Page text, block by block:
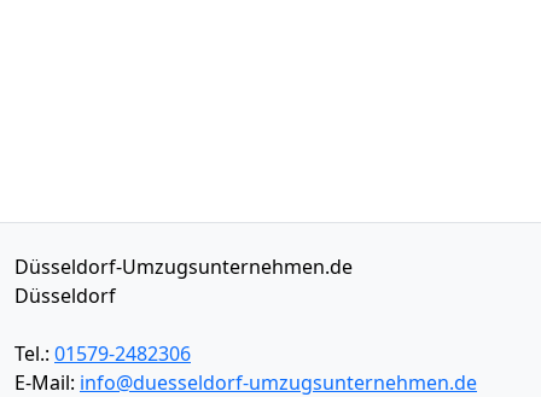
Düsseldorf-Umzugsunternehmen.de
Düsseldorf
Tel.: 01579-2482306
E-Mail: info@duesseldorf-umzugsunternehmen.de